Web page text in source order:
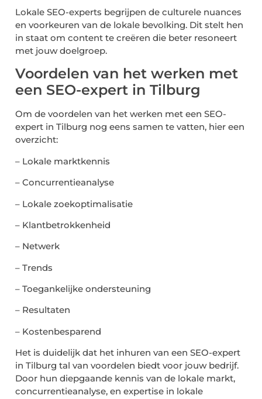
Lokale SEO-experts begrijpen de culturele nuances
en voorkeuren van de lokale bevolking. Dit stelt hen
in staat om content te creëren die beter resoneert
met jouw doelgroep.
Voordelen van het werken met
een SEO-expert in Tilburg
Om de voordelen van het werken met een SEO-
expert in Tilburg nog eens samen te vatten, hier een
overzicht:
– Lokale marktkennis
– Concurrentieanalyse
– Lokale zoekoptimalisatie
– Klantbetrokkenheid
– Netwerk
– Trends
– Toegankelijke ondersteuning
– Resultaten
– Kostenbesparend
Het is duidelijk dat het inhuren van een SEO-expert
in Tilburg tal van voordelen biedt voor jouw bedrijf.
Door hun diepgaande kennis van de lokale markt,
concurrentieanalyse, en expertise in lokale